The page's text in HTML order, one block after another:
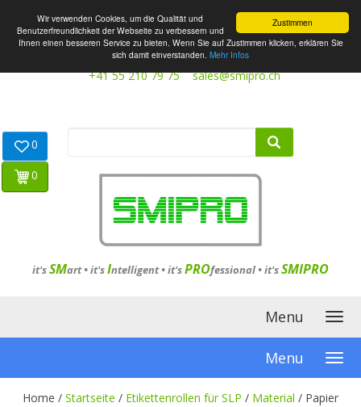
Zustimmen
Wir verwenden Cookies, um die Qualität und
Benutzerfreundlichkeit der Webseite zu verbessern und
Ihnen einen besseren Service zu bieten. Wenn Sie auf Zustimmen klicken, erklären Sie
sich damit einverstanden. Mehr Infos
+41 55 210 79 75 sales@smipro.ch
it'sSMart •it'sIntelligent•it'sPROfessional •it'sSMIPRO
0
0
Menu
Menu
Home / Startseite / Etikettenrollen für SLP / Material / Papier